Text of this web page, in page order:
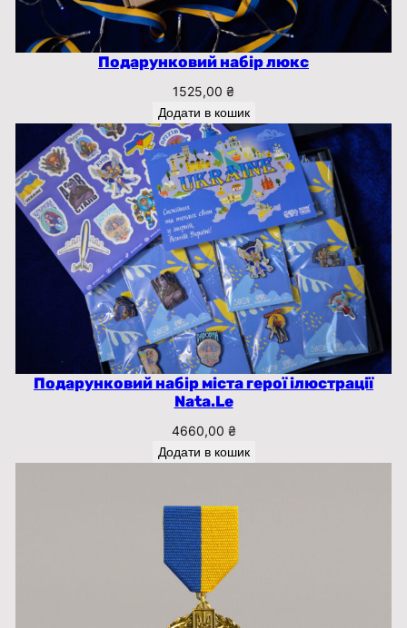
Подарунковий набір люкс
1525,00 ₴
Додати в кошик
Подарунковий набір міста герої ілюстрації
Nata.Le
4660,00 ₴
Додати в кошик